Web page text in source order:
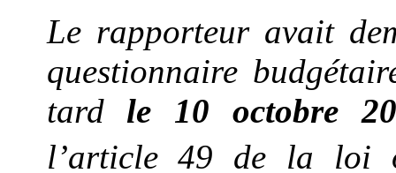
Le rapporteur avait
questionnaire
tard le 10 octobre
l’article 49 de la loi